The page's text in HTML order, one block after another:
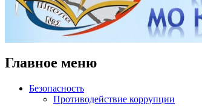
Главное меню
Безопасность
Противодействие коррупции